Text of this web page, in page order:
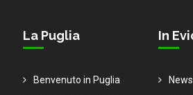
La Puglia
Benvenuto in Puglia
In
News